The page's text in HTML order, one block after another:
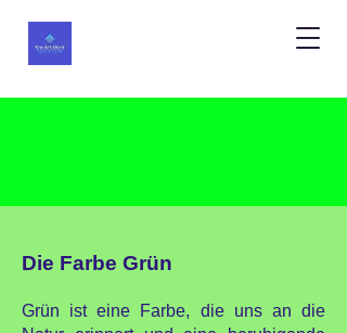
Die Farbe Grün
Grün ist eine Farbe, die uns an die